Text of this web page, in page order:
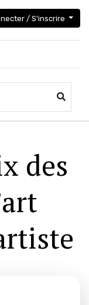
/ S'inscrire
des